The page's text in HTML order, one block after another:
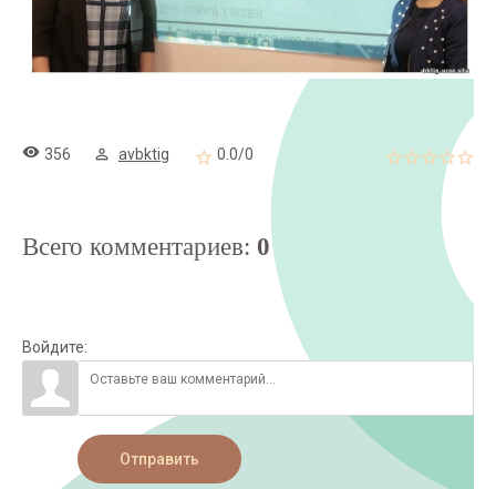
356 avbktig 0.0/0
Всего комментариев: 0
Войдите:
Отправить